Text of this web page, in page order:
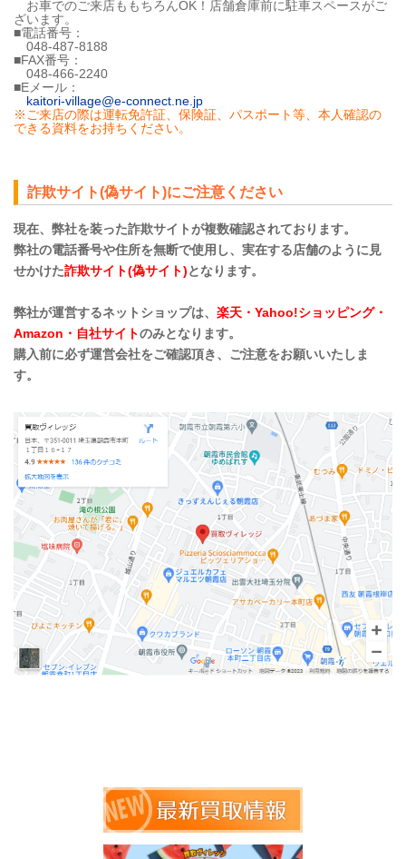
お車でのご来店ももちろんOK！店舗倉庫前に駐車スペースがご
ざいます。
■電話番号：
048-487-8188
■FAX番号：
048-466-2240
■Eメール：
kaitori-village@e-connect.ne.jp
※ご来店の際は運転免許証、保険証、パスポート等、本人確認の
できる資料をお持ちください。
詐欺サイト(偽サイト)にご注意ください
現在、弊社を装った詐欺サイトが複数確認されております。
弊社の電話番号や住所を無断で使用し、実在する店舗のように見
せかけた詐欺サイト(偽サイト)となります。
弊社が運営するネットショップは、 楽天・Yahoo!ショッピング・
Amazon・自社サイトのみとなります。
購入前に必ず運営会社をご確認頂き、ご注意をお願いいたしま
す。